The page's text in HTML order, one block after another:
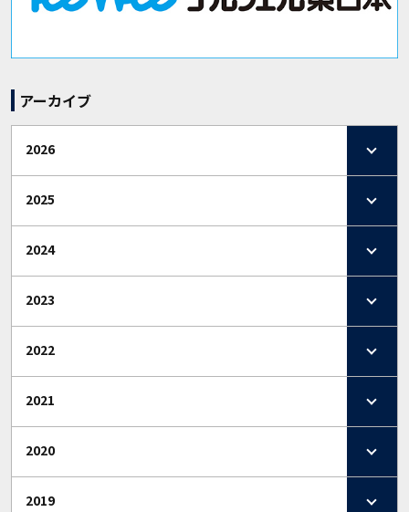
アーカイブ
2026
2025
2024
2023
2022
2021
2020
2019